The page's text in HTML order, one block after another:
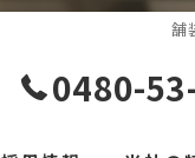
舗
0480-